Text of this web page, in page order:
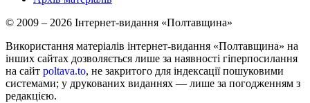
© 2009 – 2026 Інтернет-видання «Полтавщина»
Використання матеріалів інтернет-видання «Полтавщина» на
інших сайтах дозволяється лише за наявності гіперпосилання
на сайт poltava.to, не закритого для індексації пошуковими
системами; у друкованих виданнях — лише за погодженням з
редакцією.